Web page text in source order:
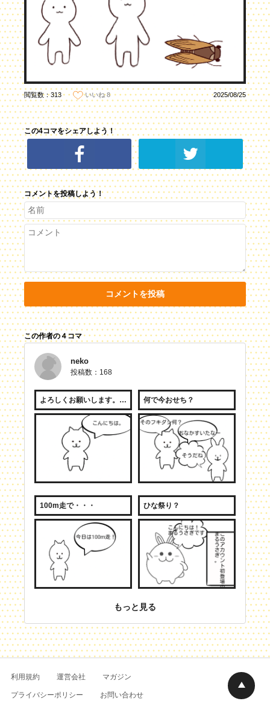
閲覧数：313 いいね 8 2025/08/25
この4コマをシェアしよう！
コメントを投稿しよう！
コメントを投稿
この作者の４コマ
neko
投稿数：168
よろしくお願いします。(改訂版） 何で今おせち？
100m走で・・・ ひな祭り？
もっと見る
利用規約 運営会社 マガジン
プライバシーポリシー お問い合わせ